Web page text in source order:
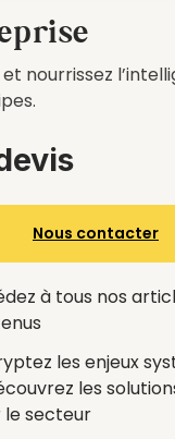
nourrissez
Nous contacter
à tous nos
les enjeux
les
le secteur